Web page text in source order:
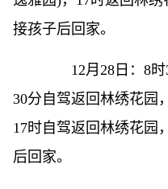
接孩子后回家。
12月28日：8时
30分自驾返回林绣花园
17时自驾返回林绣花园
后回家。